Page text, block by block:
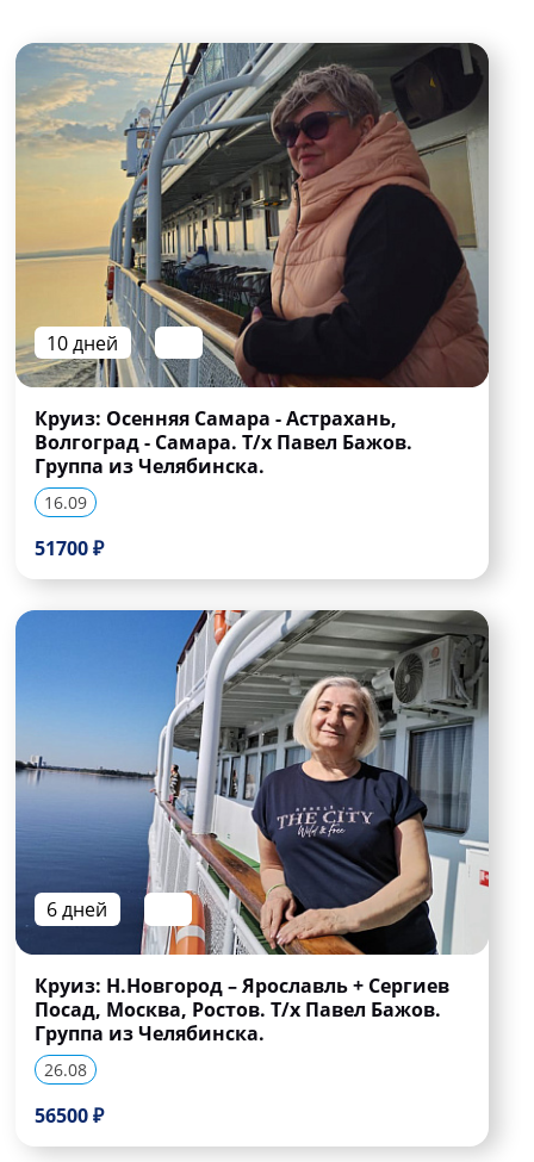
10 дней
Круиз: Осенняя Самара - Астрахань,
Волгоград - Самара. Т/х Павел Бажов.
Группа из Челябинска.
16.09
51700 ₽
6 дней
Круиз: Н.Новгород – Ярославль + Сергиев
Посад, Москва, Ростов. Т/х Павел Бажов.
Группа из Челябинска.
26.08
56500 ₽